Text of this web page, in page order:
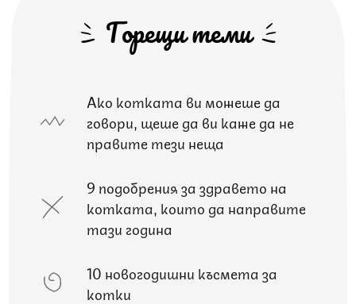
Горещи теми
Ако котката ви можеше да
говори, щеше да ви каже да не
правите тези неща
9 подобрения за здравето на
котката, които да направите
тази година
10 новогодишни късмета за
котки